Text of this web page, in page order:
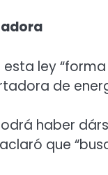
ley
de
haber
que